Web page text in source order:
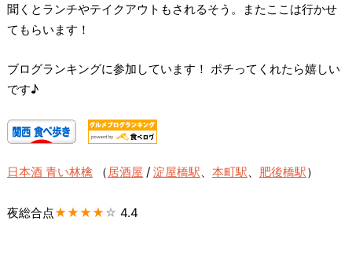
聞くとランチやテイクアウトもされるそう。またここは行かせ
てもらいます！
ブログランキングに参加しています！ ポチってくれたら嬉しい
です♪
日本酒 青い林檎 （ 居酒屋 / 淀屋橋駅 本町駅 肥後橋駅）
夜総合点★★★★☆ 4.4